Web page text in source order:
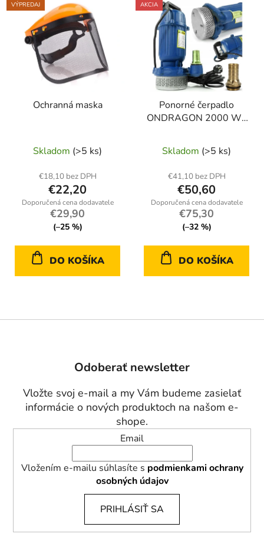
VÝPREDAJ
Ochranná maska
Skladom (>5 ks)
€18,10 bez DPH
€22,20
€29,90
(–25 %)
DO KOŠÍKA
AKCIA
Ponorné čerpadlo
ONDRAGON 2000 W /
na dažďovú a čistú vodu
Skladom (>5 ks)
€41,10 bez DPH
€50,60
€75,30
(–32 %)
DO KOŠÍKA
Odoberať newsletter
Vložte svoj e-mail a my Vám budeme zasielať
informácie o nových produktoch na našom e-
shope.
Email
Vložením e-mailu súhlasíte s podmienkami ochrany
osobných údajov
PRIHLÁSIŤ SA